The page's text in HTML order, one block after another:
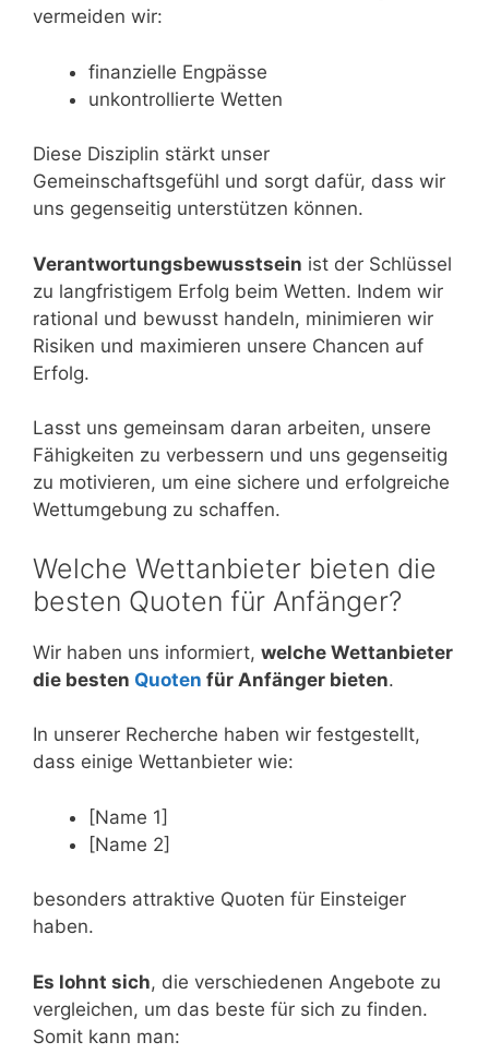
vermeiden wir:
finanzielle Engpässe
unkontrollierte Wetten
Diese Disziplin stärkt unser
Gemeinschaftsgefühl und sorgt dafür, dass wir
uns gegenseitig unterstützen können.
Verantwortungsbewusstsein ist der Schlüssel
zu langfristigem Erfolg beim Wetten. Indem wir
rational und bewusst handeln, minimieren wir
Risiken und maximieren unsere Chancen auf
Erfolg.
Lasst uns gemeinsam daran arbeiten, unsere
Fähigkeiten zu verbessern und uns gegenseitig
zu motivieren, um eine sichere und erfolgreiche
Wettumgebung zu schaffen.
Welche Wettanbieter bieten die
besten Quoten für Anfänger?
Wir haben uns informiert, welche Wettanbieter
die besten Quoten für Anfänger bieten.
In unserer Recherche haben wir festgestellt,
dass einige Wettanbieter wie:
[Name 1]
[Name 2]
besonders attraktive Quoten für Einsteiger
haben.
Es lohnt sich, die verschiedenen Angebote zu
vergleichen, um das beste für sich zu finden.
Somit kann man: